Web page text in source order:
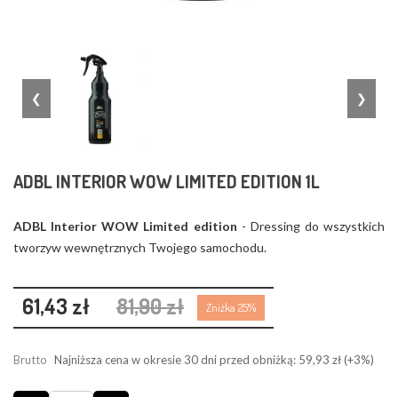
❮ ❯
ADBL INTERIOR WOW LIMITED EDITION 1L
ADBL Interior WOW Limited edition - Dressing do wszystkich
tworzyw wewnętrznych Twojego samochodu.
61,43 zł 81,90 zł Zniżka 25%
Brutto Najniższa cena w okresie 30 dni przed obniżką: 59,93 zł(+3%)